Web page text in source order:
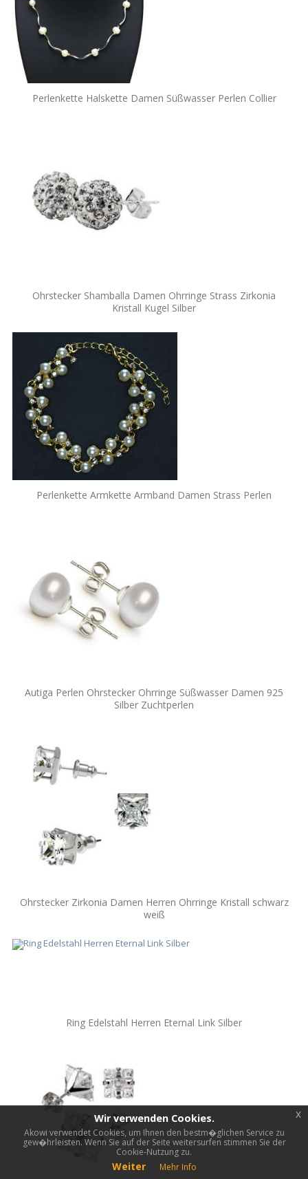
Perlenkette Halskette Damen Süßwasser Perlen Collier
Ohrstecker Shamballa Damen Ohrringe Strass Zirkonia
Kristall Kugel Silber
Perlenkette Armkette Armband Damen Strass Perlen
Autiga Perlen Ohrstecker Ohrringe Süßwasser Damen 925
Silber Zuchtperlen
Ohrstecker Zirkonia Damen Herren Ohrringe Kristall schwarz
weiß
Ring Edelstahl Herren Eternal Link Silber
Wir verwenden Cookies.
Akowi verwendet Cookies, um Ihnen den bestm�glichen Service zu
gew�hrleisten. Wenn Sie auf der Seite weitersurfen stimmen Sie der
Cookie-Nutzung zu.
Weiter Mehr Info
x